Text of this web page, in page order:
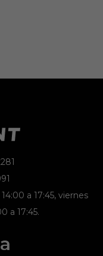
a 17:45, viernes
a 17:45.